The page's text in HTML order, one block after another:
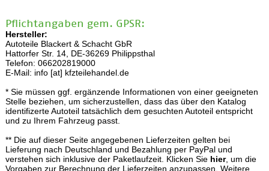
Pflichtangaben gem. GPSR:
Hersteller:
Autoteile Blackert & Schacht GbR
Hattorfer Str. 14, DE-36269 Philippsthal
Telefon: 066202819000
E-Mail: info [at] kfzteilehandel.de
* Sie müssen ggf. ergänzende Informationen von einer geeigneten
Stelle beziehen, um sicherzustellen, dass das über den Katalog
identifizerte Autoteil tatsächlich dem gesuchten Autoteil entspricht
und zu Ihrem Fahrzeug passt.
** Die auf dieser Seite angegebenen Lieferzeiten gelten bei
Lieferung nach Deutschland und Bezahlung per PayPal und
verstehen sich inklusive der Paketlaufzeit. Klicken Sie hier, um die
Vorgaben zur Berechnung der Lieferzeiten anzupassen. Weitere